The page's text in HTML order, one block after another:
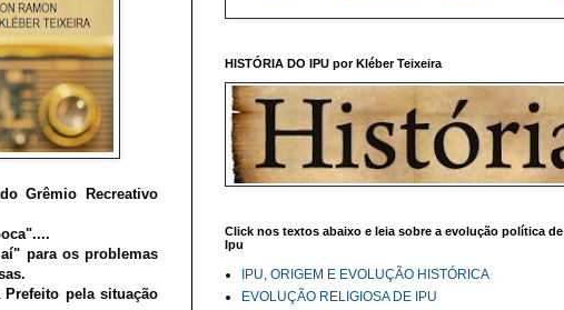
Grêmio Recreativo
para os problemas
pela situação
HISTÓRIA DO IPU por Kléber Teixeira
Click nos textos abaixo e leia sobre a evolução política de
Ipu
IPU, ORIGEM E EVOLUÇÃO HISTÓRICA
EVOLUÇÃO RELIGIOSA DE IPU